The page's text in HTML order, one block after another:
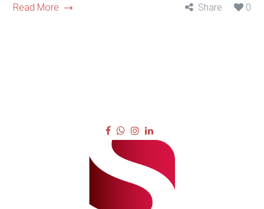
Read More Share 0